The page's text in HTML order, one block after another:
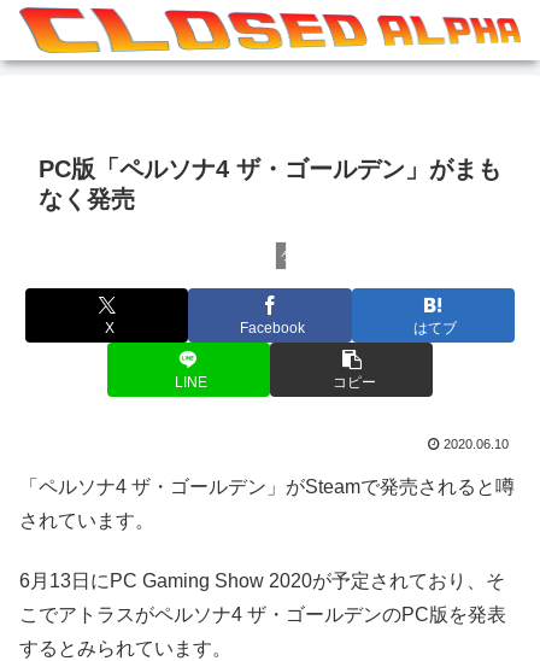
PC版「ペルソナ4 ザ・ゴールデン」がまも
なく発売
ゲームその他
X Facebook はてブ
LINE コピー
2020.06.10
「ペルソナ4 ザ・ゴールデン」がSteamで発売されると噂
されています。
6月13日にPC Gaming Show 2020が予定されており、そ
こでアトラスがペルソナ4 ザ・ゴールデンのPC版を発表
するとみられています。